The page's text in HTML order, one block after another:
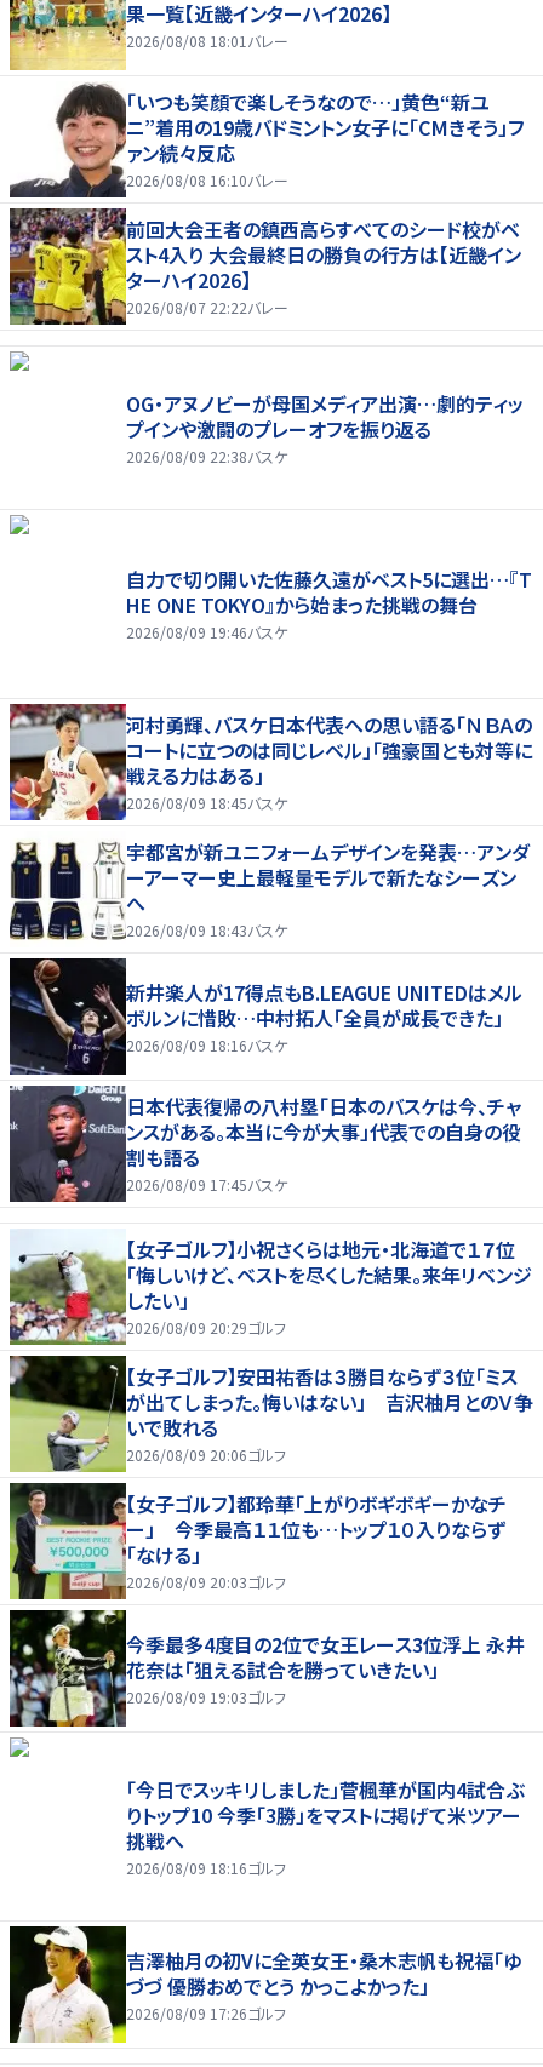
果一覧【近畿インターハイ2026】
2026/08/08 18:01 バレー
「いつも笑顔で楽しそうなので…」黄色“新ユ
ニ”着用の19歳バドミントン女子に「CMきそう」フ
ァン続々反応
2026/08/08 16:10バレー
前回大会王者の鎮西高らすべてのシード校がベ
スト4入り 大会最終日の勝負の行方は【近畿イン
ターハイ2026】
2026/08/07 22:22バレー
OG・アヌノビーが母国メディア出演…劇的ティッ
プインや激闘のプレーオフを振り返る
2026/08/09 22:38バスケ
自力で切り開いた佐藤久遠がベスト5に選出…『T
HE ONE TOKYO』から始まった挑戦の舞台
2026/08/09 19:46バスケ
河村勇輝、バスケ日本代表への思い語る「ＮＢＡの
コートに立つのは同じレベル」「強豪国とも対等に
戦える力はある」
2026/08/09 18:45バスケ
宇都宮が新ユニフォームデザインを発表…アンダ
ーアーマー史上最軽量モデルで新たなシーズン
へ
2026/08/09 18:43バスケ
新井楽人が17得点もB.LEAGUE UNITEDはメル
ボルンに惜敗…中村拓人「全員が成長できた」
2026/08/09 18:16バスケ
日本代表復帰の八村塁「日本のバスケは今、チャ
ンスがある。本当に今が大事」代表での自身の役
割も語る
2026/08/09 17:45バスケ
【女子ゴルフ】小祝さくらは地元・北海道で１７位
「悔しいけど、ベストを尽くした結果。来年リベンジ
したい」
2026/08/09 20:29ゴルフ
【女子ゴルフ】安田祐香は３勝目ならず３位「ミス
が出てしまった。悔いはない」 吉沢柚月とのＶ争
いで敗れる
2026/08/09 20:06ゴルフ
【女子ゴルフ】都玲華「上がりボギボギーかなチ
ー」 今季最高１１位も…トップ１０入りならず
「なける」
2026/08/09 20:03ゴルフ
今季最多4度目の2位で女王レース3位浮上 永井
花奈は「狙える試合を勝っていきたい」
2026/08/09 19:03ゴルフ
「今日でスッキリしました」菅楓華が国内4試合ぶ
りトップ10 今季「3勝」をマストに掲げて米ツアー
挑戦へ
2026/08/09 18:16ゴルフ
吉澤柚月の初Vに全英女王・桑木志帆も祝福「ゆ
づづ 優勝おめでとう かっこよかった」
2026/08/09 17:26ゴルフ